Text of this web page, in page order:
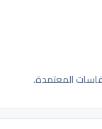
المعتمدة.